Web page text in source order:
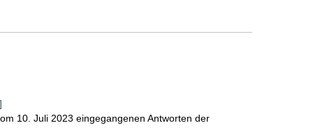
10. Juli 2023 eingegangenen Antworten der